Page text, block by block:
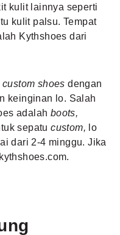
kulit lainnya seperti
kulit palsu. Tempat
Kythshoes dari
custom shoes dengan
keinginan lo. Salah
adalah boots,
sepatucustom, lo
dari 2-4 minggu. Jika